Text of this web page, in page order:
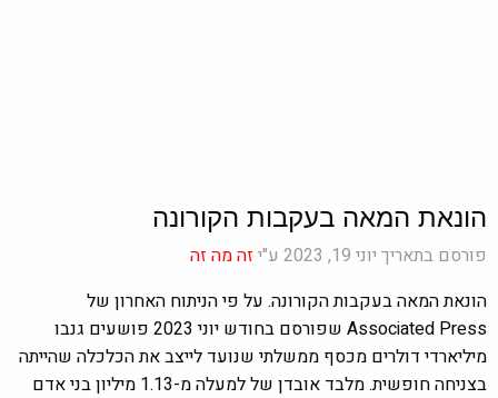
הונאת המאה בעקבות הקורונה
פורסם בתאריך יוני 19, 2023 ע"י
זה מה זה
הונאת המאה בעקבות הקורונה. על פי הניתוח האחרון של
Associated Press שפורסם בחודש יוני 2023 פושעים גנבו
מיליארדי דולרים מכסף ממשלתי שנועד לייצב את הכלכלה שהייתה
בצניחה חופשית. מלבד אובדן של למעלה מ-1.13 מיליון בני אדם